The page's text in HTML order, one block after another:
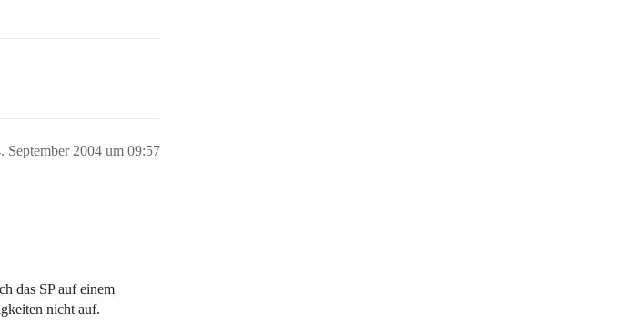
September 2004 um 09:57
das SP auf einem
nicht auf.